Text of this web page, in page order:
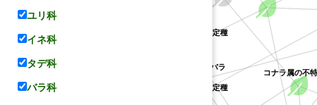
サルトリイバラ
アカネ科
クチナシ属の不特定種
クソカズラ属の不特定種
コナラ属の不
ユリ科
イネ科
タデ科
バラ科